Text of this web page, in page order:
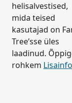
helisalvestised,
mida teised
kasutajad on
Tree’sse üles
laadinud.
rohkem Lisainfo